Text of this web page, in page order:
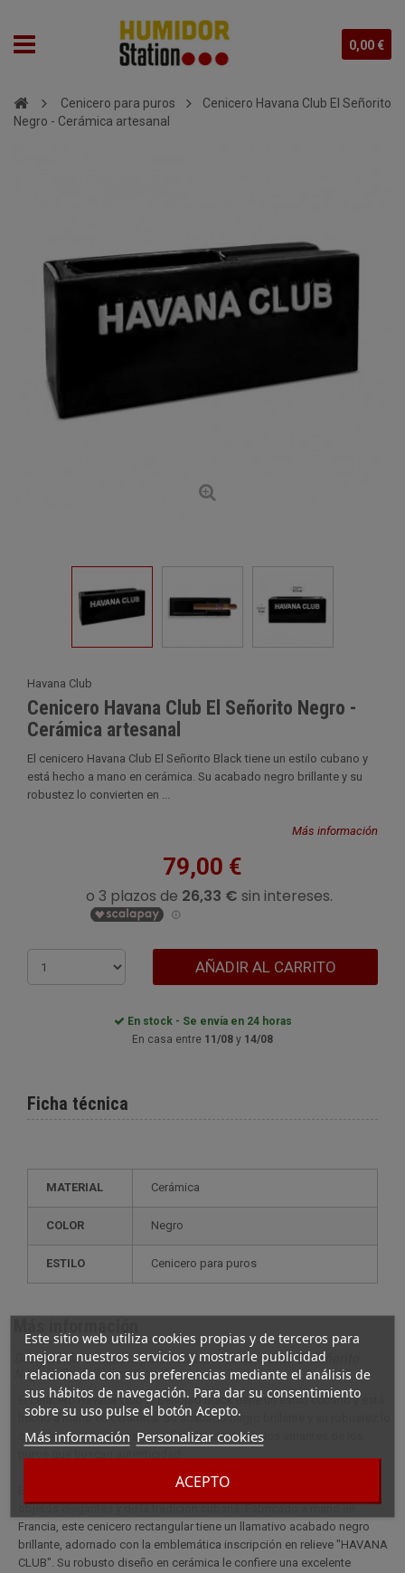
0,00 €
Este sitio web utiliza cookies propias y de terceros para
mejorar nuestros servicios y mostrarle publicidad
relacionada con sus preferencias mediante el análisis de
sus hábitos de navegación. Para dar su consentimiento
sobre su uso pulse el botón Acepto.
Más información Personalizar cookies
ACEPTO
Cenicero para puros
Cenicero Havana Club El Señorito
Negro - Cerámica artesanal
Havana Club
Cenicero Havana Club El Señorito Negro -
Cerámica artesanal
El cenicero Havana Club El Señorito Black tiene un estilo cubano y
está hecho a mano en cerámica. Su acabado negro brillante y su
robustez lo convierten en ...
Más información
79,00 €
AÑADIR AL CARRITO
En stock - Se envía en 24 horas
En casa entre 11/08 y 14/08
Ficha técnica
MATERIAL Cerámica
COLOR Negro
ESTILO cenicero para puros
Descripción completa para Cenicero Havana Club El Señorito
Negro - Cerámica artesanal
El cenicero Havana Club El Señorito Black tiene un estilo cubano y está
hecho a mano en cerámica. Su acabado negro brillante y su robustez lo
convierten en un accesorio refinado, ideal para los amantes de los
El cenicero Havana Club El Señorito Black es para los amantes de los
objetos elegantes y de la tradición cubana. Fabricado a mano en
Francia, este cenicero rectangular tiene un llamativo acabado negro
brillante, adornado con la emblemática inscripción en relieve "HAVANA
CLUB". Su robusto diseño en cerámica le confiere una excelente